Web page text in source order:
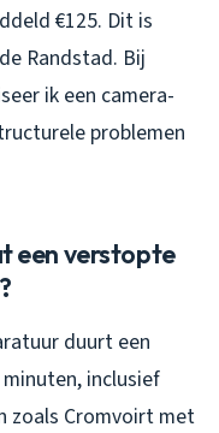
€125. Dit is
Randstad. Bij
ik een camera-
problemen
een verstopte
duurt een
inclusief
zoals Cromvoirt met